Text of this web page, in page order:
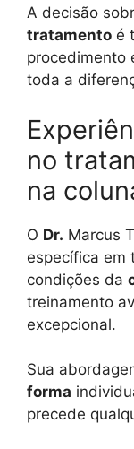
A decisão
tratamento é
procedimento
toda a
no
na
O Dr. Marcus
específica em
condições da
treinamento
excepcional.
Sua
forma
precede